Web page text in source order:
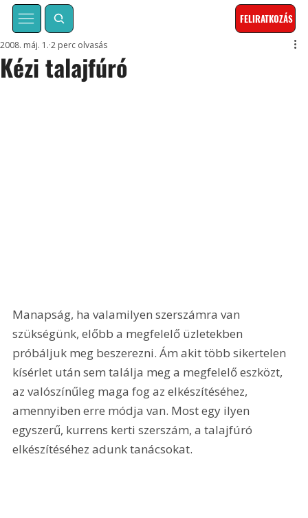
FELIRATKOZÁS
Kézi talajfúró
2008. máj. 1. 2 perc olvasás
Manapság, ha valamilyen szerszámra van
szükségünk, előbb a megfelelő üzletekben
próbáljuk meg beszerezni. Ám akit több sikertelen
kísérlet után sem találja meg a megfelelő eszközt,
az valószínűleg maga fog az elkészítéséhez,
amennyiben erre módja van. Most egy ilyen
egyszerű, kurrens kerti szerszám, a talajfúró
elkészítéséhez adunk tanácsokat.